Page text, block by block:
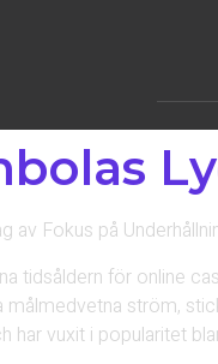
av Fokus på
tidsåldern för online
målmedvetna ström,
har vuxit i popularitet